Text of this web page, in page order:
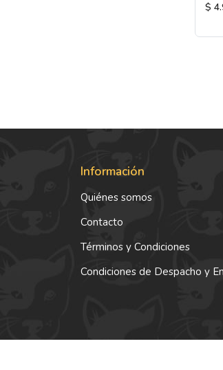
$
Información
Quiénes somos
Contacto
Términos y Condiciones
Condiciones de Despacho y